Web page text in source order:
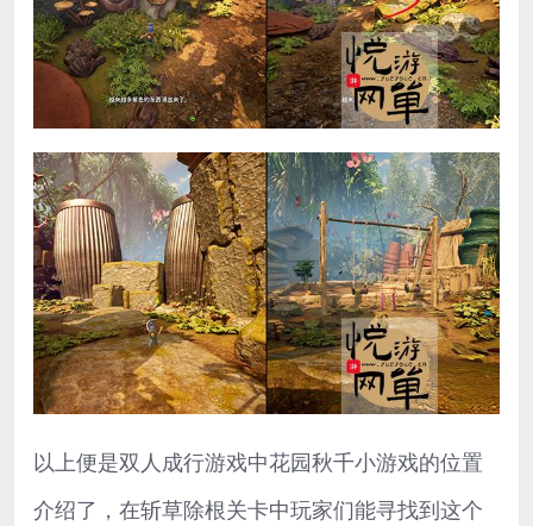
以上便是双人成行游戏中花园秋千小游戏的位置
介绍了，在斩草除根关卡中玩家们能寻找到这个